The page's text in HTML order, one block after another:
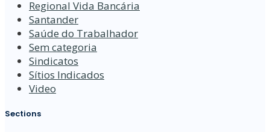
Regional Vida Bancária
Santander
Saúde do Trabalhador
Sem categoria
Sindicatos
Sítios Indicados
Video
Sections